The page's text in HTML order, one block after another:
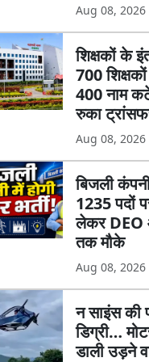
Aug 08, 2026
शिक्षकों के
700
400 नाम
रुका
Aug 08, 2026
बिजली
1235 पदों
लेकर DEO
तक मौके
Aug 08, 2026
न साइंस की
डिग्री…
डाली उड़ने